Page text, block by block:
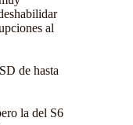
al
de hasta
la del S6